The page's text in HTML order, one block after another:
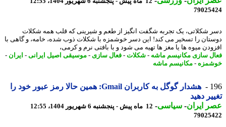
شکلاتی، یک تجربه شگفت انگیز از طعم و شیرینی که قلب همه شکلات
را تسخیر می کند! این دسر خوشمزه با شکلات ذوب شده، خامه، و گاهی با
میوه ها یا مغز ها تهیه می شود و با بافتی نرم و کرمی،
سازی مکانیسم ماشه-شکلات-فعال سازی- موسیقی اصیل ایرانی- ایران -
-مکانیسم ماشه
هشدار گوگل به کاربران Gmail: همین حالا رمز عبور خود را
دهید
ایران- سیاسی-12 ماه پیش - پنجشنبه 6 شهریور 1404، 12:55